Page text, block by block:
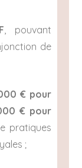
, pouvant
de
€ pour
€ pour
pratiques
;